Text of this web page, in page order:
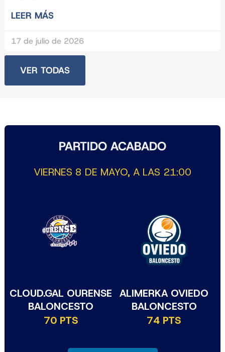
LEER MÁS
17 de julio de 2026
VER TODAS
PARTIDO ACABADO
VIERNES 8 DE MAYO, A LAS 21:00
CLOUD.GAL OURENSE
BALONCESTO
70 PTS
ALIMERKA OVIEDO
BALONCESTO
74 PTS